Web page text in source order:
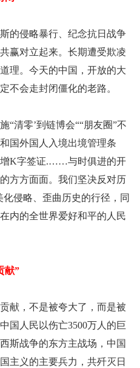
的侵略暴行、纪念抗日战争
赢对立起来。长期遭受欺凌
理。今天的中国，开放的大
不会走封闭僵化的老路。
“清零’到链博会““朋友圈”不
国外国人入境出境管理条
增K字签证.……与时俱进的开
方方面面。我们坚决反对历
侵略、歪曲历史的行径，同
内的全世界爱好和平的人民
献”
献，不是被夸大了，而是被
国人民以伤亡3500万人的巨
斯战争的东方主战场，中国
主义的主要兵力，共歼灭日